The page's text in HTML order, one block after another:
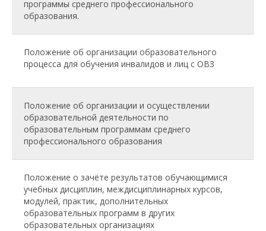
программы среднего профессионального
образования.
Положение об организации образовательного
процесса для обучения инвалидов и лиц с ОВЗ
Положение об организации и осуществлении
образовательной деятельности по
образовательным программам среднего
профессионального образования
Положение о зачёте результатов обучающимися
учебных дисциплин, междисциплинарных курсов,
модулей, практик, дополнительных
образовательных программ в других
образовательных организациях